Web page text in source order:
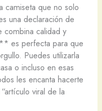
camiseta que no solo
una declaración de
combina calidad y
es perfecta para que
Puedes utilizarla
o incluso en esas
les encanta hacerte
viral de la